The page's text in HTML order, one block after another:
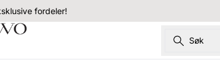
fordeler!
Søk